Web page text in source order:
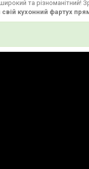
та
кухонний фартух